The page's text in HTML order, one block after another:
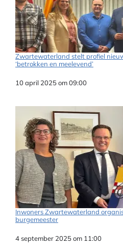
Zwartewaterland stelt profiel
‘betrokken en meelevend’
Datum
10 april 2025 om 09:00
Inwoners Zwartewaterland
burgemeester
Datum
4 september 2025 om 11:00